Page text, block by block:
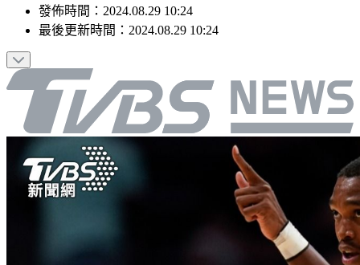
發佈時間： 2024.08.29 10:24
最後更新時間： 2024.08.29 10:24